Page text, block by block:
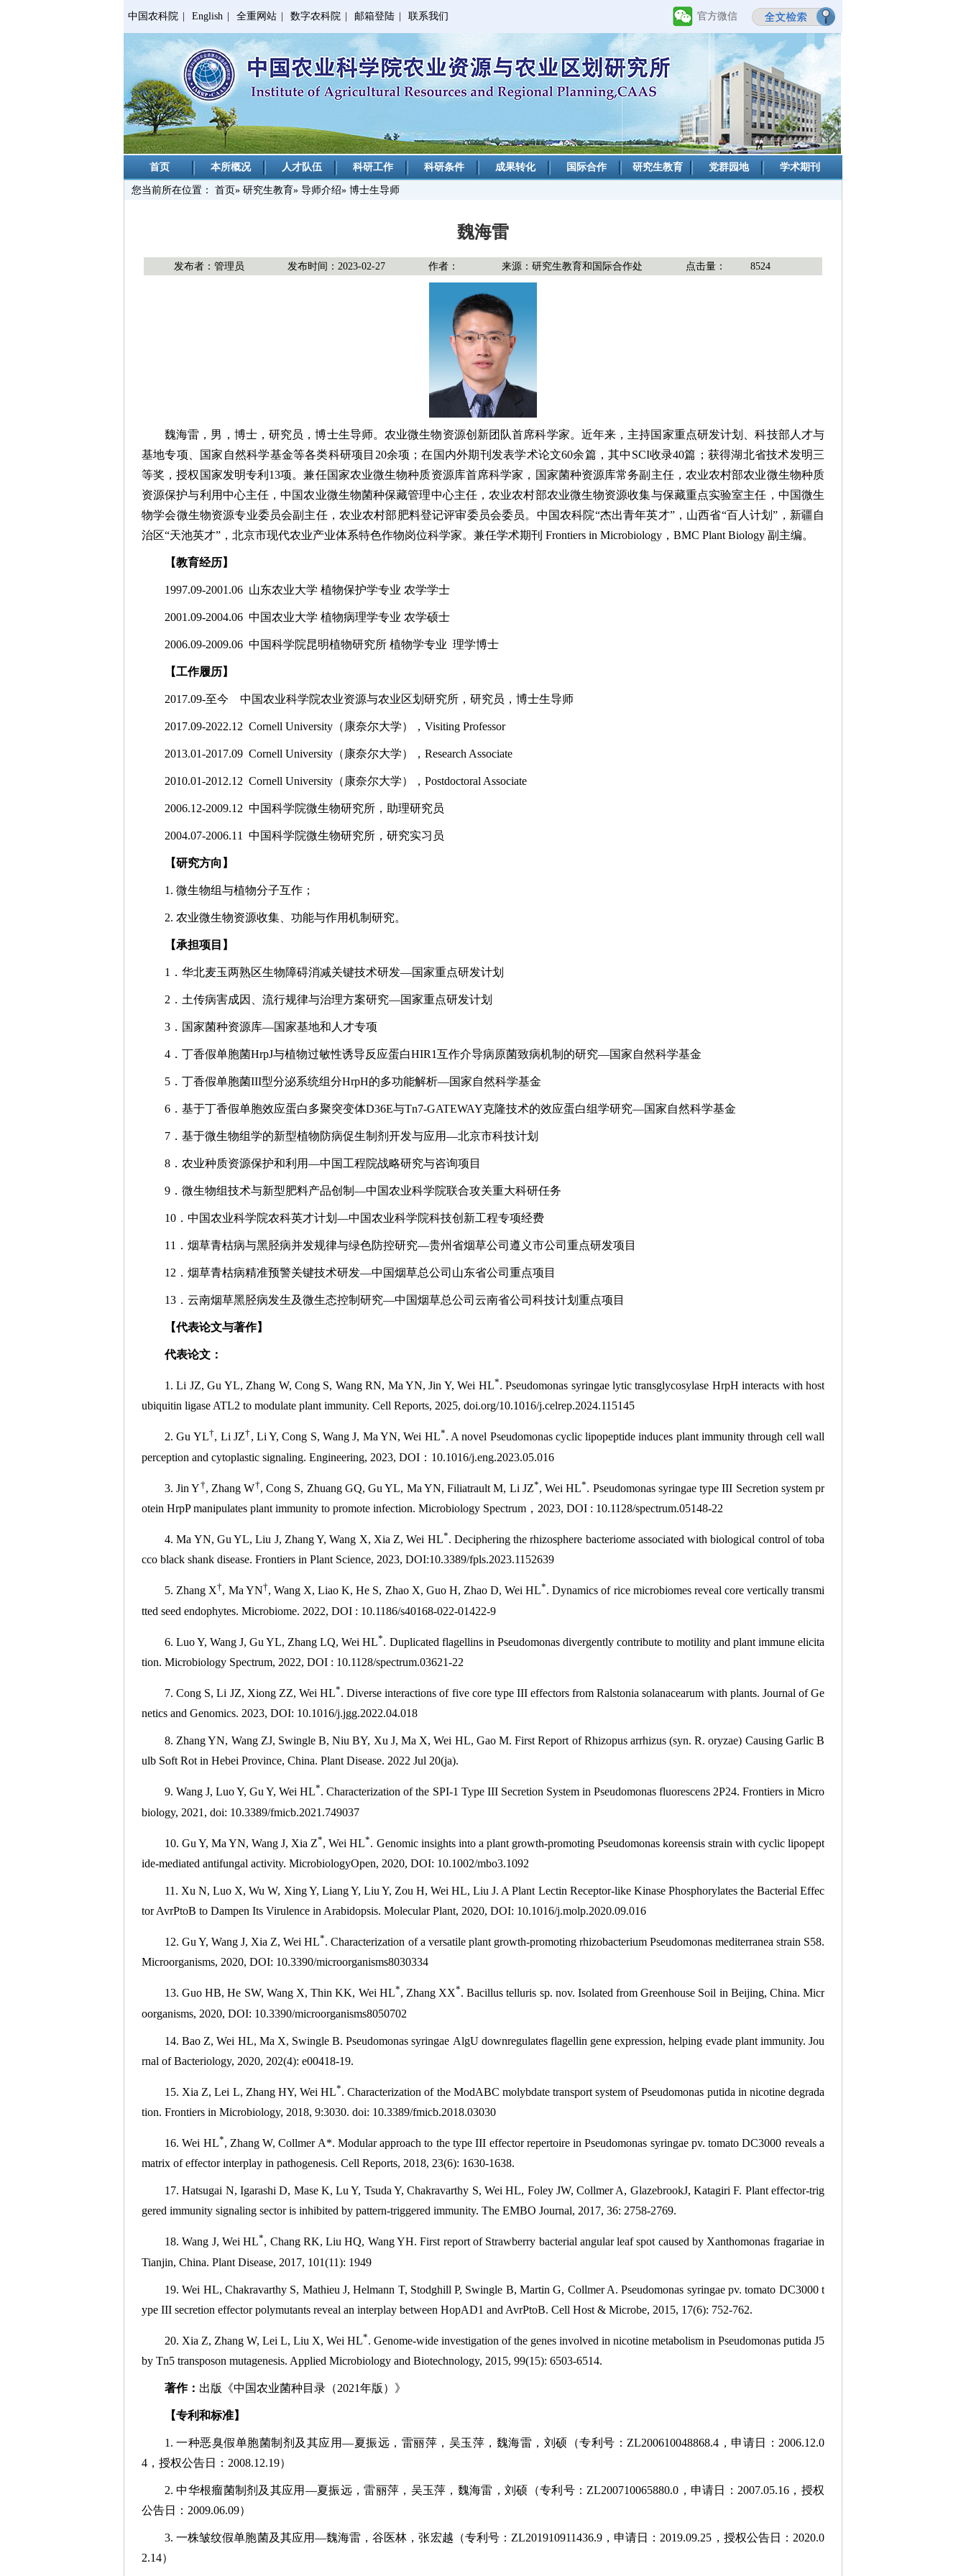
中国农科院 English 全重网站 数字农科院 邮箱登陆 联系我们 官方微信
首页 本所概况 人才队伍 科研工作 科研条件 成果转化 国际合作 研究生教育 党群园地 学术期刊
您当前所在位置： 首页» 研究生教育» 导师介绍» 博士生导师
魏海雷
发布者：管理员 发布时间：2023-02-27 作者： 来源：研究生教育和国际合作处 点击量： 8524
魏海雷，男，博士，研究员，博士生导师。农业微生物资源创新团队首席科学家。近年来，主持国家重点研发计划、科技部人才与
基地专项、国家自然科学基金等各类科研项目20余项；在国内外期刊发表学术论文60余篇，其中SCI收录40篇；获得湖北省技术发明三
等奖，授权国家发明专利13项。兼任国家农业微生物种质资源库首席科学家，国家菌种资源库常务副主任，农业农村部农业微生物种质
资源保护与利用中心主任，中国农业微生物菌种保藏管理中心主任，农业农村部农业微生物资源收集与保藏重点实验室主任，中国微生
物学会微生物资源专业委员会副主任，农业农村部肥料登记评审委员会委员。中国农科院“杰出青年英才”，山西省“百人计划”，新疆自
治区“天池英才”，北京市现代农业产业体系特色作物岗位科学家。兼任学术期刊 Frontiers in Microbiology，BMC Plant Biology 副主编。
【教育经历】
1997.09-2001.06 山东农业大学 植物保护学专业 农学学士
2001.09-2004.06 中国农业大学 植物病理学专业 农学硕士
2006.09-2009.06 中国科学院昆明植物研究所 植物学专业 理学博士
【工作履历】
2017.09-至今 中国农业科学院农业资源与农业区划研究所，研究员，博士生导师
2017.09-2022.12 Cornell University（康奈尔大学），Visiting Professor
2013.01-2017.09 Cornell University（康奈尔大学），Research Associate
2010.01-2012.12 Cornell University（康奈尔大学），Postdoctoral Associate
2006.12-2009.12 中国科学院微生物研究所，助理研究员
2004.07-2006.11 中国科学院微生物研究所，研究实习员
【研究方向】
1. 微生物组与植物分子互作；
2. 农业微生物资源收集、功能与作用机制研究。
【承担项目】
1．华北麦玉两熟区生物障碍消减关键技术研发—国家重点研发计划
2．土传病害成因、流行规律与治理方案研究—国家重点研发计划
3．国家菌种资源库—国家基地和人才专项
4．丁香假单胞菌HrpJ与植物过敏性诱导反应蛋白HIR1互作介导病原菌致病机制的研究—国家自然科学基金
5．丁香假单胞菌III型分泌系统组分HrpH的多功能解析—国家自然科学基金
6．基于丁香假单胞效应蛋白多聚突变体D36E与Tn7-GATEWAY克隆技术的效应蛋白组学研究—国家自然科学基金
7．基于微生物组学的新型植物防病促生制剂开发与应用—北京市科技计划
8．农业种质资源保护和利用—中国工程院战略研究与咨询项目
9．微生物组技术与新型肥料产品创制—中国农业科学院联合攻关重大科研任务
10．中国农业科学院农科英才计划—中国农业科学院科技创新工程专项经费
11．烟草青枯病与黑胫病并发规律与绿色防控研究—贵州省烟草公司遵义市公司重点研发项目
12．烟草青枯病精准预警关键技术研发—中国烟草总公司山东省公司重点项目
13．云南烟草黑胫病发生及微生态控制研究—中国烟草总公司云南省公司科技计划重点项目
【代表论文与著作】
代表论文：
1. Li JZ, Gu YL, Zhang W, Cong S, Wang RN, Ma YN, Jin Y, Wei HL*. Pseudomonas syringae lytic transglycosylase HrpH interacts with host
ubiquitin ligase ATL2 to modulate plant immunity. Cell Reports, 2025, doi.org/10.1016/j.celrep.2024.115145
2. Gu YL†, Li JZ† , Li Y, Cong S, Wang J, Ma YN, Wei HL*. A novel Pseudomonas cyclic lipopeptide induces plant immunity through cell wall
perception and cytoplastic signaling. Engineering, 2023, DOI：10.1016/j.eng.2023.05.016
3. Jin Y†, Zhang W†, Cong S, Zhuang GQ, Gu YL, Ma YN, Filiatrault M, Li JZ*, Wei HL*. Pseudomonas syringae type III Secretion system pr
otein HrpP manipulates plant immunity to promote infection. Microbiology Spectrum，2023, DOI : 10.1128/spectrum.05148-22
4. Ma YN, Gu YL, Liu J, Zhang Y, Wang X, Xia Z, Wei HL*. Deciphering the rhizosphere bacteriome associated with biological control of toba
cco black shank disease. Frontiers in Plant Science, 2023, DOI:10.3389/fpls.2023.1152639
5. Zhang X†, Ma YN†, Wang X, Liao K, He S, Zhao X, Guo H, Zhao D, Wei HL*. Dynamics of rice microbiomes reveal core vertically transmi
tted seed endophytes. Microbiome. 2022, DOI : 10.1186/s40168-022-01422-9
6. Luo Y, Wang J, Gu YL, Zhang LQ, Wei HL*. Duplicated flagellins in Pseudomonas divergently contribute to motility and plant immune elicita
tion. Microbiology Spectrum, 2022, DOI : 10.1128/spectrum.03621-22
7. Cong S, Li JZ, Xiong ZZ, Wei HL*. Diverse interactions of five core type III effectors from Ralstonia solanacearum with plants. Journal of Ge
netics and Genomics. 2023, DOI: 10.1016/j.jgg.2022.04.018
8. Zhang YN, Wang ZJ, Swingle B, Niu BY, Xu J, Ma X, Wei HL, Gao M. First Report of Rhizopus arrhizus (syn. R. oryzae) Causing Garlic B
ulb Soft Rot in Hebei Province, China. Plant Disease. 2022 Jul 20(ja).
9. Wang J, Luo Y, Gu Y, Wei HL*. Characterization of the SPI-1 Type III Secretion System in Pseudomonas fluorescens 2P24. Frontiers in Micro
biology, 2021, doi: 10.3389/fmicb.2021.749037
10. Gu Y, Ma YN, Wang J, Xia Z*, Wei HL*. Genomic insights into a plant growth-promoting Pseudomonas koreensis strain with cyclic lipopept
ide-mediated antifungal activity. MicrobiologyOpen, 2020, DOI: 10.1002/mbo3.1092
11. Xu N, Luo X, Wu W, Xing Y, Liang Y, Liu Y, Zou H, Wei HL, Liu J. A Plant Lectin Receptor-like Kinase Phosphorylates the Bacterial Effec
tor AvrPtoB to Dampen Its Virulence in Arabidopsis. Molecular Plant, 2020, DOI: 10.1016/j.molp.2020.09.016
12. Gu Y, Wang J, Xia Z, Wei HL*. Characterization of a versatile plant growth-promoting rhizobacterium Pseudomonas mediterranea strain S58.
Microorganisms, 2020, DOI: 10.3390/microorganisms8030334
13. Guo HB, He SW, Wang X, Thin KK, Wei HL*, Zhang XX*. Bacillus telluris sp. nov. Isolated from Greenhouse Soil in Beijing, China. Micr
oorganisms, 2020, DOI: 10.3390/microorganisms8050702
14. Bao Z, Wei HL, Ma X, Swingle B. Pseudomonas syringae AlgU downregulates flagellin gene expression, helping evade plant immunity. Jou
rnal of Bacteriology, 2020, 202(4): e00418-19.
15. Xia Z, Lei L, Zhang HY, Wei HL*. Characterization of the ModABC molybdate transport system of Pseudomonas putida in nicotine degrada
tion. Frontiers in Microbiology, 2018, 9:3030. doi: 10.3389/fmicb.2018.03030
16. Wei HL*, Zhang W, Collmer A*. Modular approach to the type III effector repertoire in Pseudomonas syringae pv. tomato DC3000 reveals a
matrix of effector interplay in pathogenesis. Cell Reports, 2018, 23(6): 1630-1638.
17. Hatsugai N, Igarashi D, Mase K, Lu Y, Tsuda Y, Chakravarthy S, Wei HL, Foley JW, Collmer A, GlazebrookJ, Katagiri F. Plant effector-trig
gered immunity signaling sector is inhibited by pattern-triggered immunity. The EMBO Journal, 2017, 36: 2758-2769.
18. Wang J, Wei HL*, Chang RK, Liu HQ, Wang YH. First report of Strawberry bacterial angular leaf spot caused by Xanthomonas fragariae in
Tianjin, China. Plant Disease, 2017, 101(11): 1949
19. Wei HL, Chakravarthy S, Mathieu J, Helmann T, Stodghill P, Swingle B, Martin G, Collmer A. Pseudomonas syringae pv. tomato DC3000 t
ype III secretion effector polymutants reveal an interplay between HopAD1 and AvrPtoB. Cell Host & Microbe, 2015, 17(6): 752-762.
20. Xia Z, Zhang W, Lei L, Liu X, Wei HL*. Genome-wide investigation of the genes involved in nicotine metabolism in Pseudomonas putida J5
by Tn5 transposon mutagenesis. Applied Microbiology and Biotechnology, 2015, 99(15): 6503-6514.
著作： 出版《中国农业菌种目录（2021年版）》
【专利和标准】
1. 一种恶臭假单胞菌制剂及其应用—夏振远，雷丽萍，吴玉萍，魏海雷，刘硕（专利号：ZL200610048868.4，申请日：2006.12.0
4，授权公告日：2008.12.19）
2. 中华根瘤菌制剂及其应用—夏振远，雷丽萍，吴玉萍，魏海雷，刘硕（专利号：ZL200710065880.0，申请日：2007.05.16，授权
公告日：2009.06.09）
3. 一株皱纹假单胞菌及其应用—魏海雷，谷医林，张宏越（专利号：ZL201910911436.9，申请日：2019.09.25，授权公告日：2020.0
2.14）